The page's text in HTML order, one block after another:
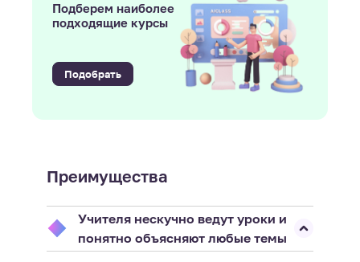
Подберем наиболее
подходящие курсы
Подобрать
Преимущества
Учителя нескучно ведут уроки и
понятно объясняют любые темы